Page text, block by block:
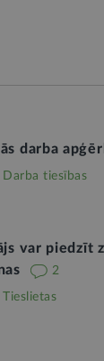
darba
Darba tiesības
var piedzīt
2
Tieslietas